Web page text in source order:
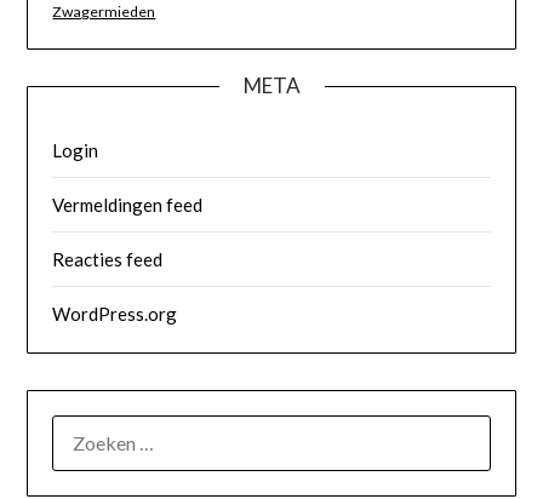
Zwagermieden
META
Login
Vermeldingen feed
Reacties feed
WordPress.org